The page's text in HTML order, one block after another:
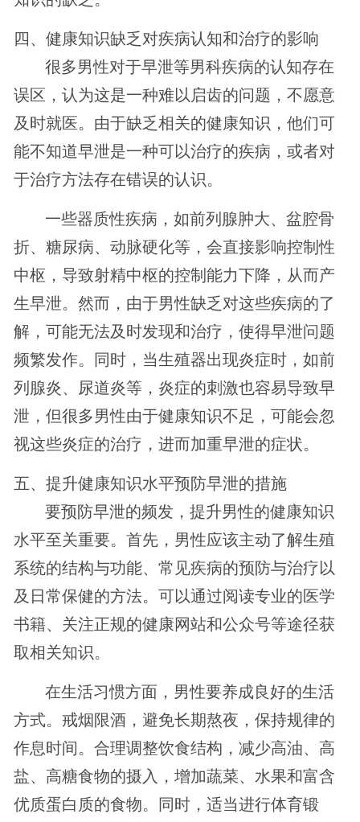
四、健康知识缺乏对疾病认知和治疗的影响
很多男性对于早泄等男科疾病的认知存在
误区，认为这是一种难以启齿的问题，不愿意
及时就医。由于缺乏相关的健康知识，他们可
能不知道早泄是一种可以治疗的疾病，或者对
于治疗方法存在错误的认识。
一些器质性疾病，如前列腺肿大、盆腔骨
折、糖尿病、动脉硬化等，会直接影响控制性
中枢，导致射精中枢的控制能力下降，从而产
生早泄。然而，由于男性缺乏对这些疾病的了
解，可能无法及时发现和治疗，使得早泄问题
频繁发作。同时，当生殖器出现炎症时，如前
列腺炎、尿道炎等，炎症的刺激也容易导致早
泄，但很多男性由于健康知识不足，可能会忽
视这些炎症的治疗，进而加重早泄的症状。
五、提升健康知识水平预防早泄的措施
要预防早泄的频发，提升男性的健康知识
水平至关重要。首先，男性应该主动了解生殖
系统的结构与功能、常见疾病的预防与治疗以
及日常保健的方法。可以通过阅读专业的医学
书籍、关注正规的健康网站和公众号等途径获
取相关知识。
在生活习惯方面，男性要养成良好的生活
方式。戒烟限酒，避免长期熬夜，保持规律的
作息时间。合理调整饮食结构，减少高油、高
盐、高糖食物的摄入，增加蔬菜、水果和富含
优质蛋白质的食物。同时，适当进行体育锻